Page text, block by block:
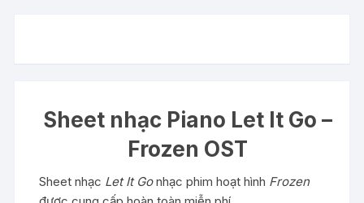
Sheet nhạc Piano Let It Go –
Frozen OST
Sheet nhạc Let It Gonhạc phim hoạt hình Frozen